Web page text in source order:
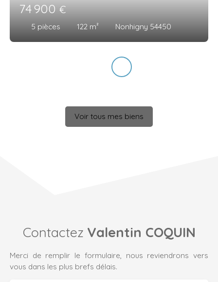
74 900€
5 pièces 122 m² Nonhigny 54450
Voir tous mes biens
Contactez Valentin COQUIN
Merci de remplir le formulaire, nous reviendrons vers
vous dans les plus brefs délais.